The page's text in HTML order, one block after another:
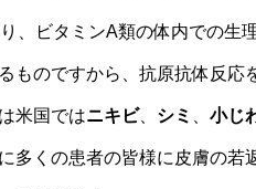
、ビタミンA類の体内での生
ものですから、抗原抗体反応
米国ではニキビ、 シミ 小じ
多くの患者の皆様に皮膚の若